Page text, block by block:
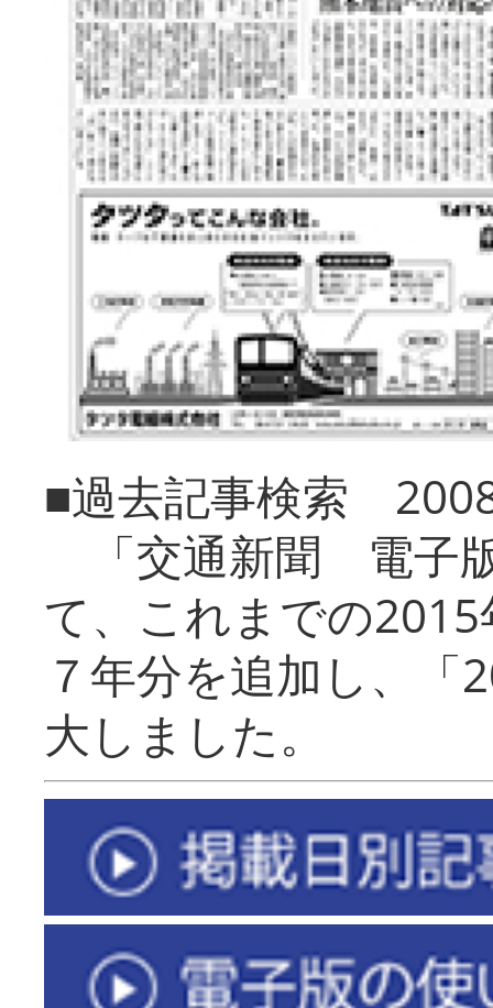
■過去記事検索
「交通新聞 電子
て、これまでの
７年分を追加し、「
大しまし